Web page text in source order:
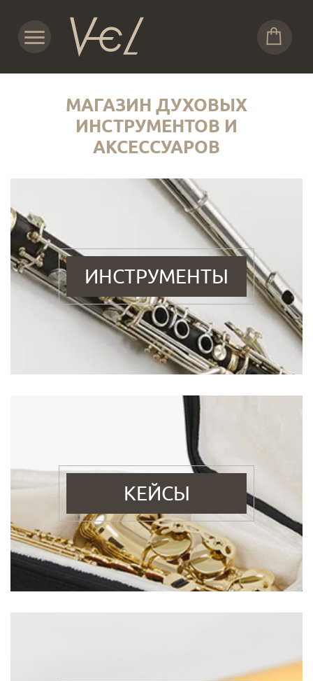
МАГАЗИН ДУХОВЫХ
ИНСТРУМЕНТОВ И
АКСЕССУАРОВ
ИНСТРУМЕНТЫ
КЕЙСЫ